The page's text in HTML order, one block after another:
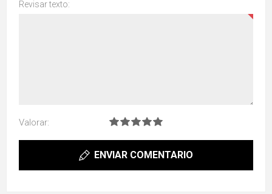
Revisar texto:
Valorar:
ENVIAR COMENTARIO